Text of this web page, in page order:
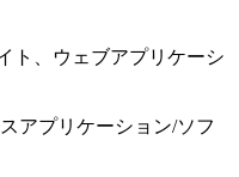
ト、ウェブアプリケーシ
アプリケーション/ソフ